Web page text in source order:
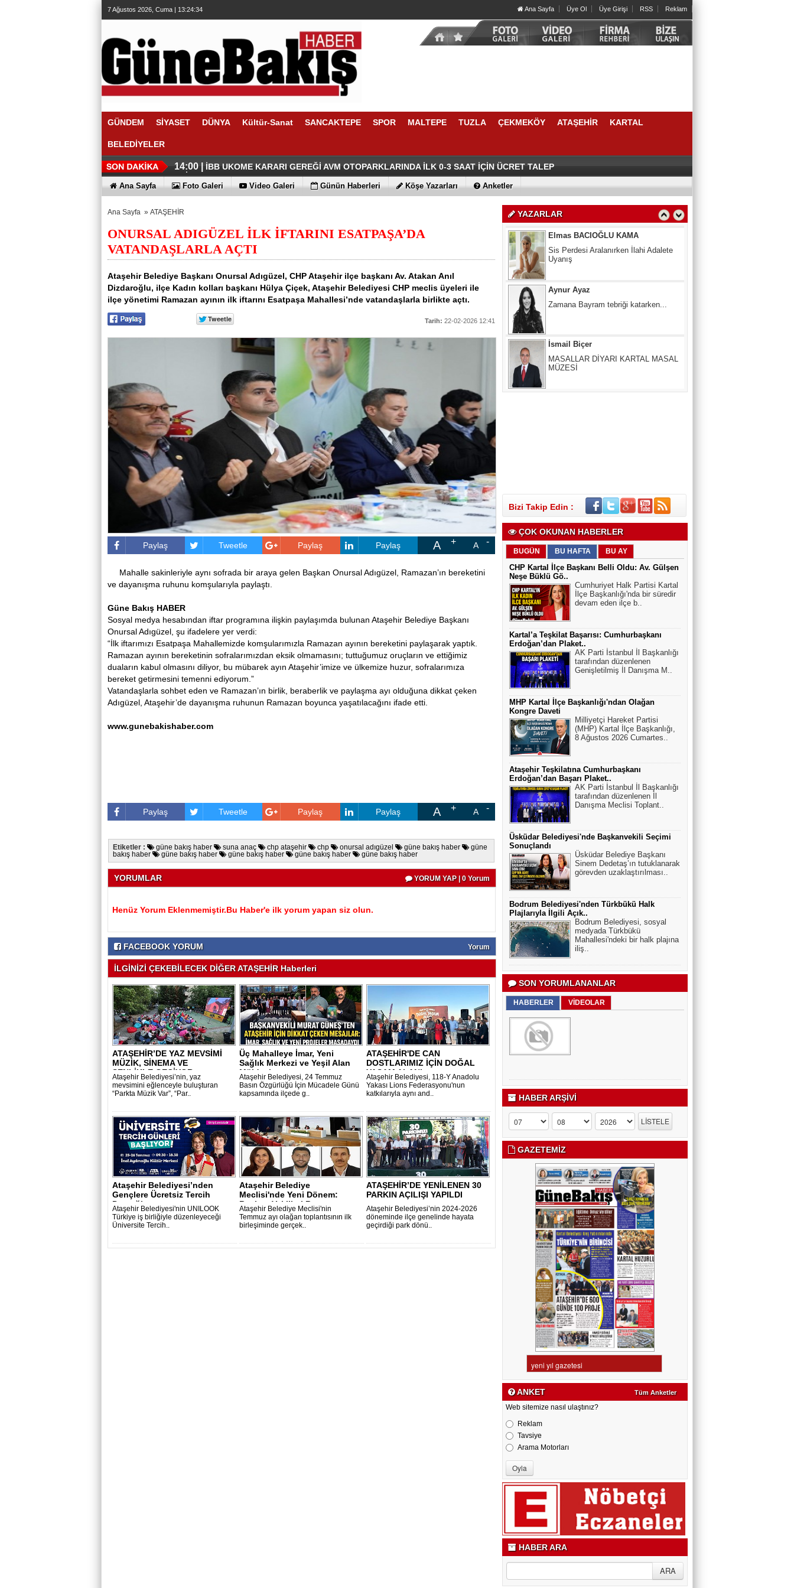
7 Ağustos 2026, Cuma | 13:24:34 Ana Sayfa Üye Ol Üye Girişi RSS Reklam
GÜNDEM SİYASET DÜNYA Kültür-Sanat SANCAKTEPE SPOR MALTEPE TUZLA ÇEKMEKÖY ATAŞEHİR KARTAL
BELEDİYELER
14:54 |Özgür Çelik’ten Üsküdar Seçimine İlişkin Çarpıcı İddialar
14:16 |Abdullah Özdemir’den Üsküdar Başkan Vekilliği Seçimine Sert Tepki
14:00 | İBB UKOME KARARI GEREĞİ AVM OTOPARKLARINDA İLK 0-3 SAAT İÇİN ÜCRET TALEP
EDİLEMEZ
13:56 |Tutuklu Adalar Belediye Başkanı Ali Ercan Akpolat’tan Cezaevinden Heybeliada Yangını Mesajı
Ana Sayfa Foto Galeri Video Galeri Günün Haberleri Köşe Yazarları Anketler
Ana Sayfa » ATAŞEHİR
ONURSAL ADIGÜZEL İLK İFTARINI ESATPAŞA’DA
VATANDAŞLARLA AÇTI
Ataşehir Belediye Başkanı Onursal Adıgüzel, CHP Ataşehir ilçe başkanı Av. Atakan Anıl
Dizdaroğlu, ilçe Kadın kolları başkanı Hülya Çiçek, Ataşehir Belediyesi CHP meclis üyeleri ile
ilçe yönetimi Ramazan ayının ilk iftarını Esatpaşa Mahallesi’nde vatandaşlarla birlikte açtı.
Tarih: 22-02-2026 12:41
Paylaş Tweetle Paylaş Paylaş A A
Mahalle sakinleriyle aynı sofrada bir araya gelen Başkan Onursal Adıgüzel, Ramazan’ın bereketini
ve dayanışma ruhunu komşularıyla paylaştı.
Güne Bakış HABER
Sosyal medya hesabından iftar programına ilişkin paylaşımda bulunan Ataşehir Belediye Başkanı
Onursal Adıgüzel, şu ifadelere yer verdi:
“İlk iftarımızı Esatpaşa Mahallemizde komşularımızla Ramazan ayının bereketini paylaşarak yaptık.
Ramazan ayının bereketinin sofralarımızdan eksik olmamasını; tuttuğumuz oruçların ve ettiğimiz
duaların kabul olmasını diliyor, bu mübarek ayın Ataşehir’imize ve ülkemize huzur, sofralarımıza
bereket getirmesini temenni ediyorum.”
Vatandaşlarla sohbet eden ve Ramazan’ın birlik, beraberlik ve paylaşma ayı olduğuna dikkat çeken
Adıgüzel, Ataşehir’de dayanışma ruhunun Ramazan boyunca yaşatılacağını ifade etti.
www.gunebakishaber.com
Paylaş Tweetle Paylaş Paylaş A A
Etiketler : güne bakış haber suna anaç chp ataşehir chp onursal adıgüzel güne bakış haber
güne
bakış haber
güne bakış haber güne bakış haber güne bakış haber güne bakış haber
YORUMLAR YORUM YAP | 0 Yorum
Henüz Yorum Eklenmemiştir.Bu Haber'e ilk yorum yapan siz olun.
FACEBOOK YORUM Yorum
İLGİNİZİ ÇEKEBİLECEK DİĞER ATAŞEHİR Haberleri
ATAŞEHİR’DE YAZ MEVSİMİ
MÜZİK, SİNEMA VE
ŞENLİKLE GEÇİYOR..
Ataşehir Belediyesi’nin, yaz
mevsimini eğlenceyle buluşturan
“Parkta Müzik Var”, “Par..
Üç Mahalleye İmar, Yeni
Sağlık Merkezi ve Yeşil Alan
Müjdesi..
Ataşehir Belediyesi, 24 Temmuz
Basın Özgürlüğü İçin Mücadele Günü
kapsamında ilçede g..
ATAŞEHİR'DE CAN
DOSTLARIMIZ İÇİN DOĞAL
YAŞAM ALANI
Ataşehir Belediyesi, 118-Y Anadolu
Yakası Lions Federasyonu'nun
katkılarıyla aynı and..
Ataşehir Belediyesi’nden
Gençlere Ücretsiz Tercih
Desteği..
Ataşehir Belediyesi'nin UNILOOK
Türkiye iş birliğiyle düzenleyeceği
Üniversite Tercih..
Ataşehir Belediye
Meclisi'nde Yeni Dönem:
Başkan Vekilleri B..
Ataşehir Belediye Meclisi'nin
Temmuz ayı olağan toplantısının ilk
birleşiminde gerçek..
ATAŞEHİR’DE YENİLENEN 30
PARKIN AÇILIŞI YAPILDI
Ataşehir Belediyesi’nin 2024-2026
döneminde ilçe genelinde hayata
geçirdiği park dönü..
YAZARLAR
Cengiz HORTOĞLU
Yeni yılda öyle bir iyilik yap ki sen
BİR YOLCULUK
Bir Çocuğun Hayatındaki İlk Eşiklerden
Biri: Sünnet Tecrübesi
Elmas BACIOĞLU KAMA
Sis Perdesi Aralanırken İlahi Adalete
Uyanış
Aynur Ayaz
Zamana Bayram tebriği katarken...
İsmail Biçer
Mertcan KARACAN
ÇIKIŞ NERE, YOL NERESİ?
Bizi Takip Edin :
ÇOK OKUNAN HABERLER
BUGÜN BU HAFTA BU AY
CHP Kartal İlçe Başkanı Belli Oldu: Av. Gülşen
Neşe Büklü Gö..
Cumhuriyet Halk Partisi Kartal
İlçe Başkanlığı'nda bir süredir
devam eden ilçe b..
Kartal’a Teşkilat Başarısı: Cumhurbaşkanı
Erdoğan’dan Plaket..
AK Parti İstanbul İl Başkanlığı
tarafından düzenlenen
Genişletilmiş İl Danışma M..
MHP Kartal İlçe Başkanlığı'ndan Olağan
Kongre Daveti
Milliyetçi Hareket Partisi
(MHP) Kartal İlçe Başkanlığı,
8 Ağustos 2026 Cumartes..
Ataşehir Teşkilatına Cumhurbaşkanı
Erdoğan’dan Başarı Plaket..
AK Parti İstanbul İl Başkanlığı
tarafından düzenlenen İl
Danışma Meclisi Toplant..
Üsküdar Belediyesi'nde Başkanvekili Seçimi
Sonuçlandı
Üsküdar Belediye Başkanı
Sinem Dedetaş’ın tutuklanarak
görevden uzaklaştırılması..
Bodrum Belediyesi'nden Türkbükü Halk
Plajlarıyla İlgili Açık..
Bodrum Belediyesi, sosyal
medyada Türkbükü
Mahallesi'ndeki bir halk plajına
iliş..
SON YORUMLANANLAR
HABERLER VİDEOLAR
HABER ARŞİVİ
GAZETEMİZ
ANKET Tüm Anketler
Web sitemize nasıl ulaştınız?
Reklam
Tavsiye
Arama Motorları
HABER ARA